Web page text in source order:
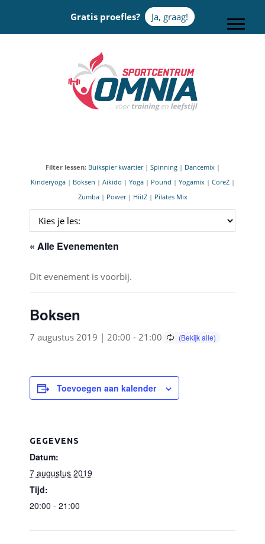
Gratis proefles? Ja, graag!
Filter lessen: Buikspier kwartier| Spinning| Dancemix|
Kinderyoga| Boksen | Aikido | Yoga| Pound | Yogamix| CoreZ|
Zumba| Power| HiitZ| Pilates Mix
« Alle Evenementen
Dit evenement is voorbij.
Boksen
7 augustus 2019 | 20:00 - 21:00
Toevoegen aan kalender
GEGEVENS
Datum:
7 augustus 2019
Tijd:
20:00 - 21:00